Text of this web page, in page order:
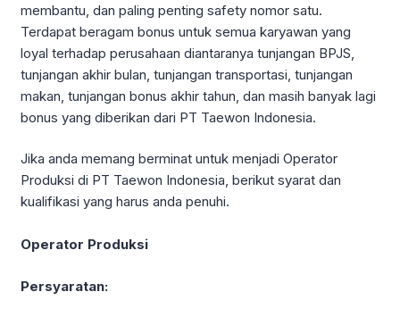
membantu, dan paling penting safety nomor satu.
Terdapat beragam bonus untuk semua karyawan yang
loyal terhadap perusahaan diantaranya tunjangan BPJS,
tunjangan akhir bulan, tunjangan transportasi, tunjangan
makan, tunjangan bonus akhir tahun, dan masih banyak lagi
bonus yang diberikan dari PT Taewon Indonesia.
Jika anda memang berminat untuk menjadi Operator
Produksi di PT Taewon Indonesia, berikut syarat dan
kualifikasi yang harus anda penuhi.
Operator Produksi
Persyaratan: